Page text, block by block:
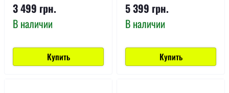
3 499 грн.
В наличии
Купить
5 399 грн.
В наличии
Купить